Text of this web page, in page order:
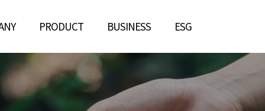
PRODUCT BUSINESS ESG